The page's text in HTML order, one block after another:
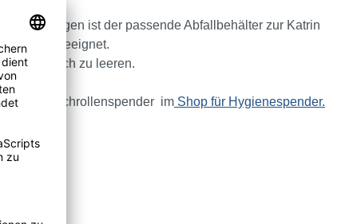
ist der passende Abfallbehälter zur Katrin
bestens geeignet.
und einfach zu leeren.
Handtuchrollenspender im Shop für Hygienespender.